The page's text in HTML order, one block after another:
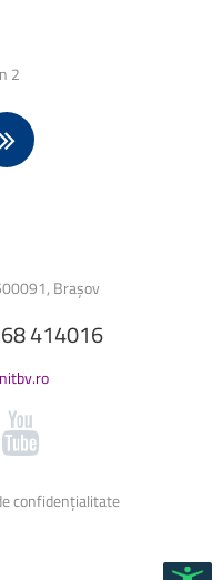
2
Brașov
414016
confidențialitate